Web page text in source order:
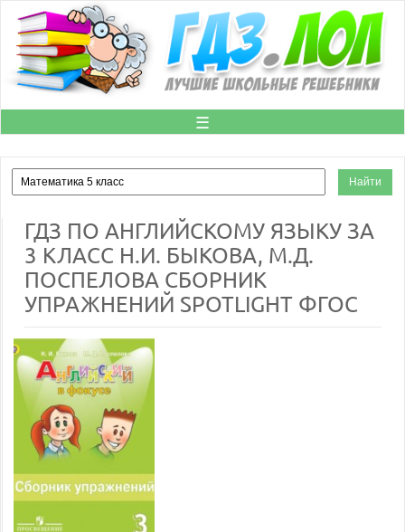
☰
ГДЗ ПО АНГЛИЙСКОМУ ЯЗЫКУ ЗА
3 КЛАСС Н.И. БЫКОВА, М.Д.
ПОСПЕЛОВА СБОРНИК
УПРАЖНЕНИЙ SPOTLIGHT ФГОС